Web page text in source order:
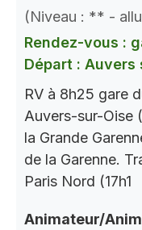
(Niveau : ** -
Rendez-vous :
Départ : Auvers
RV à 8h25 gare
Auvers-sur-Oise
la Grande
de la Garenne.
Paris Nord (17h1
Animateur/